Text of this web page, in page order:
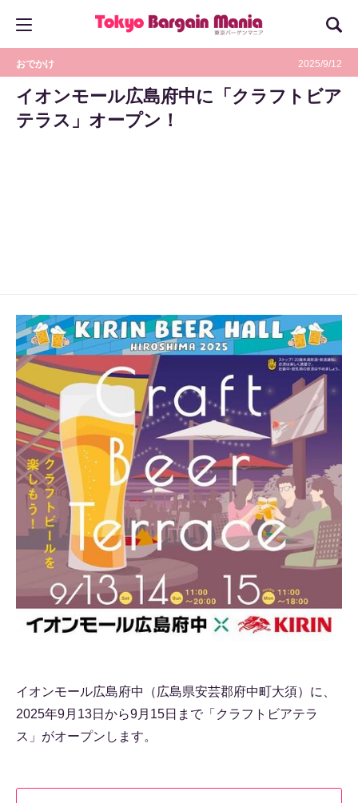
おでかけ 2025/9/12
イオンモール広島府中に「クラフトビア
テラス」オープン！
イオンモール広島府中（広島県安芸郡府中町大須）に、
2025年9月13日から9月15日まで「クラフトビアテラ
ス」がオープンします。